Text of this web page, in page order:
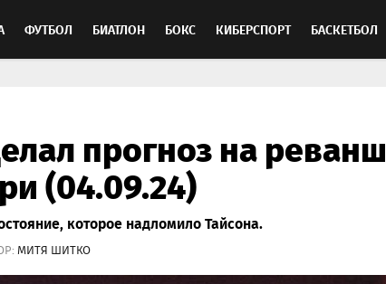
ФУТБОЛ БИАТЛОН БОКС КИБЕРСПОРТ БАСКЕТБОЛ
прогноз на реванш
(04.09.24)
которое надломило Тайсона.
МИТЯ ШИТКО